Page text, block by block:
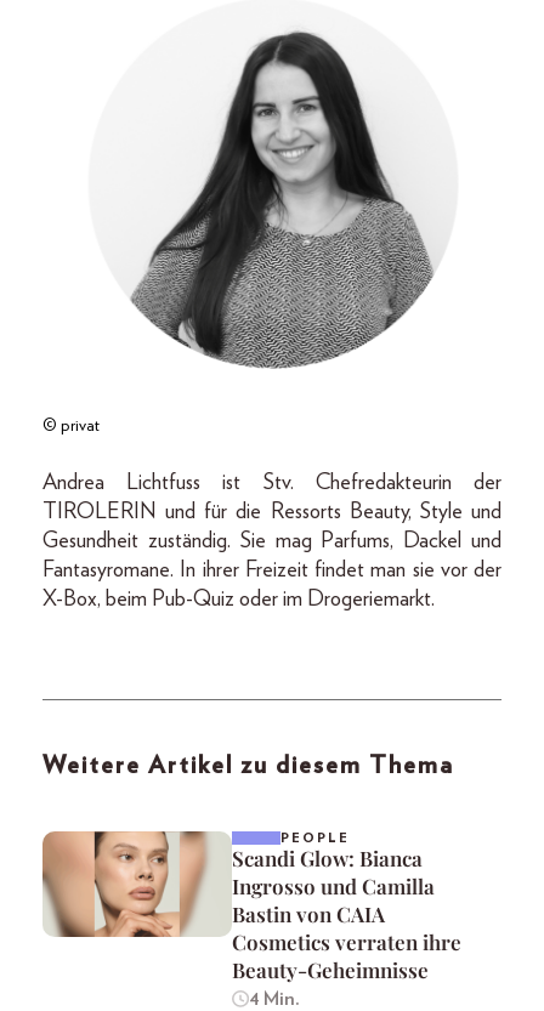
© privat
Andrea Lichtfuss ist Stv. Chefredakteurin der
TIROLERIN und für die Ressorts Beauty, Style und
Gesundheit zuständig. Sie mag Parfums, Dackel und
Fantasyromane. In ihrer Freizeit findet man sie vor der
X-Box, beim Pub-Quiz oder im Drogeriemarkt.
Weitere Artikel zu diesem Thema
PEOPLE
Scandi Glow: Bianca
Ingrosso und Camilla
Bastin von CAIA
Cosmetics verraten ihre
Beauty-Geheimnisse
4 Min.